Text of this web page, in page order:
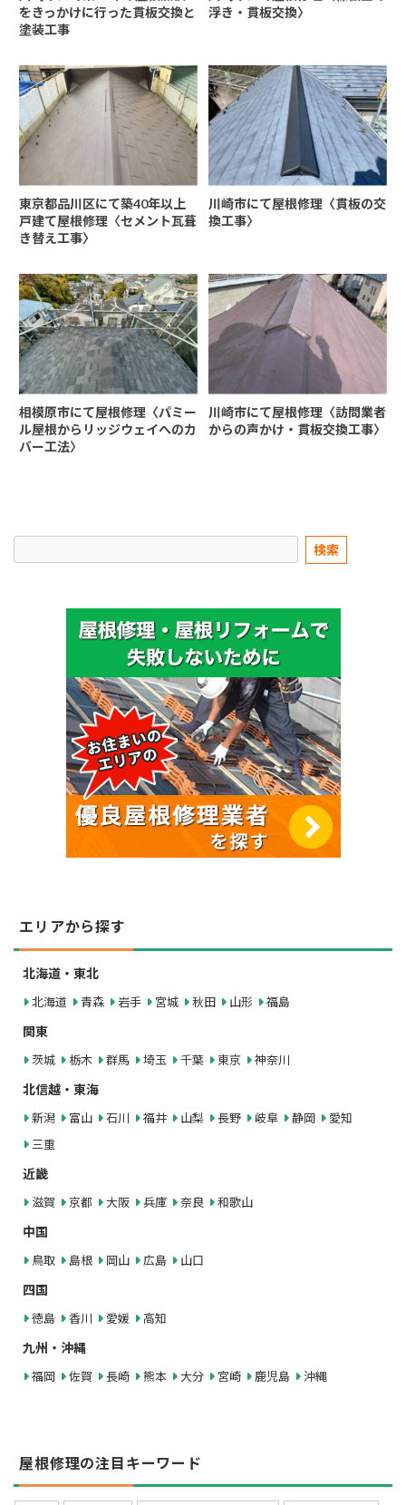
をきっかけに行った貫板交換と
塗装工事
浮き・貫板交換〉
東京都品川区にて築40年以上
戸建て屋根修理〈セメント瓦葺
き替え工事〉
川崎市にて屋根修理〈貫板の交
換工事〉
相模原市にて屋根修理〈パミー
ル屋根からリッジウェイへのカ
バー工法〉
川崎市にて屋根修理〈訪問業者
からの声かけ・貫板交換工事〉
エリアから探す
北海道・東北
北海道 青森 岩手 宮城 秋田 山形 福島
関東
茨城 栃木 群馬 埼玉 千葉 東京 神奈川
北信越・東海
新潟 富山 石川 福井 山梨 長野 岐阜 静岡
愛知
三重
近畿
滋賀 京都 大阪 兵庫 奈良 和歌山
中国
鳥取 島根 岡山 広島 山口
四国
徳島 香川 愛媛 高知
九州・沖縄
福岡 佐賀 長崎 熊本 大分 宮崎 鹿児島 沖縄
屋根修理の注目キーワード